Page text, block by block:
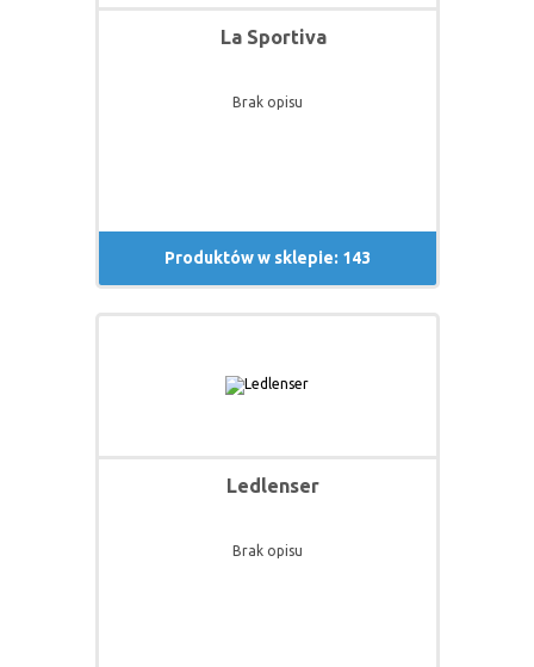
La Sportiva
Brak opisu
Produktów w sklepie: 143
Ledlenser
Brak opisu